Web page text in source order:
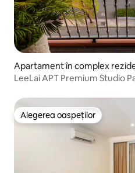
Apartament în complex
h
LeeLai APT Premium Studio
Alegerea oaspeților
Alegerea oaspeților